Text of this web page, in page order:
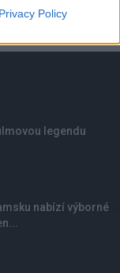
Privacy Policy
legendu
nabízí výborné